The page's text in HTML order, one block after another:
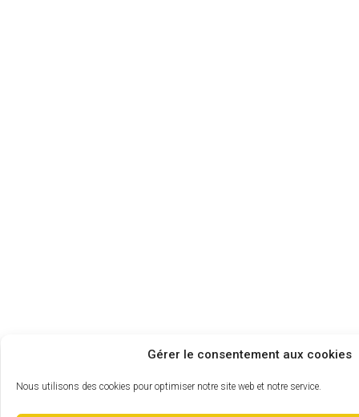
Gérer le consentement aux cookies
Nous utilisons des cookies pour optimiser notre site web et notre service.